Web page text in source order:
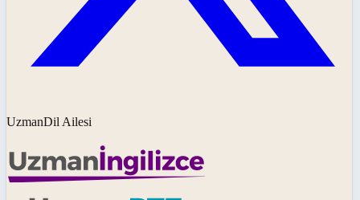
UzmanDil Ailesi